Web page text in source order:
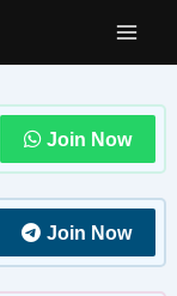
Join Now
Join Now